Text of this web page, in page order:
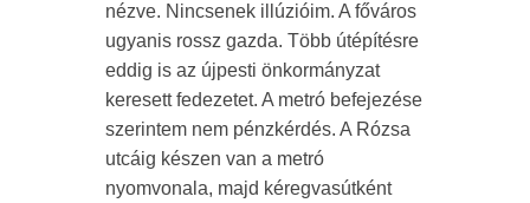
nézve. Nincsenek illúzióim. A főváros
ugyanis rossz gazda. Több útépítésre
eddig is az újpesti önkormányzat
keresett fedezetet. A metró befejezése
szerintem nem pénzkérdés. A Rózsa
utcáig készen van a metró
nyomvonala, majd kéregvasútként